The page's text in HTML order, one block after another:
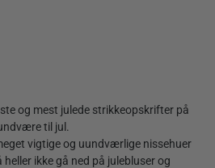
og mest julede strikkeopskrifter på
til jul.
vigtige og uundværlige nissehuer
ikke gå ned på julebluser og